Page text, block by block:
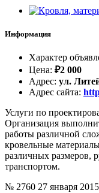
Информация
Характер
Цена: ₽2 000
Адрес: ул.
Адрес сайта:
Услуги по
Организация
работы различной
кровельные
различных размеров,
транспортом.
№ 2760 27 января